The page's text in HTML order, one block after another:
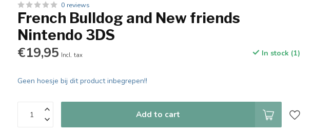
0 reviews
French Bulldog and New friends
Nintendo 3DS
€19,95 Incl. tax In stock (1)
Geen hoesje bij dit product inbegrepen!!
Add to cart